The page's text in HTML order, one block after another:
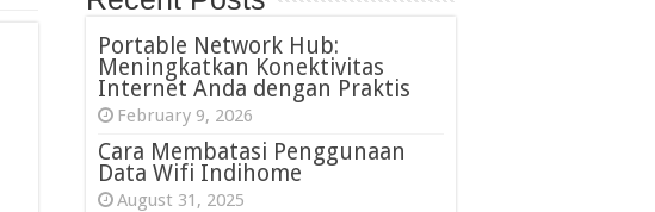
Portable Network Hub:
Meningkatkan Konektivitas
Internet Anda dengan Praktis
February 9, 2026
Cara Membatasi Penggunaan
Data Wifi Indihome
August 31, 2025